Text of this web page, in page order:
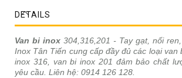
DETAILS
Van bi inox 304,316,201 - Tay gạt, nối
Inox Tân Tiến cung cấp đầy đủ các loại van
inox 316, van bi inox 201 đảm bảo chất
yêu cầu. Liên hệ: 0914 126 128.